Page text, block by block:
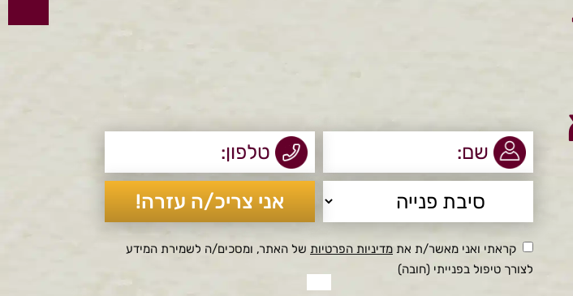
קראתי ואני מאשר/ת את מדיניות הפרטיותשל האתר, ומסכים/ה לשמירת המידע
לצורך טיפול בפנייתי (חובה)